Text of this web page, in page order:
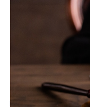
La
La bancarotta si
un'impresa o
liquidazione
conseguente